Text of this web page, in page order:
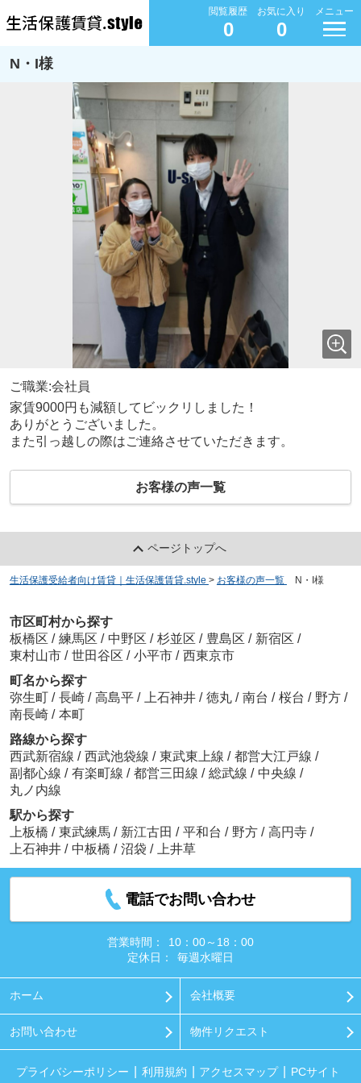
閲覧履歴
0
お気に入り
0
メニュー
N・I様
ご職業:会社員
家賃9000円も減額してビックリしました！
ありがとうございました。
また引っ越しの際はご連絡させていただきます。
お客様の声一覧
ページトップへ
生活保護受給者向け賃貸｜生活保護賃貸.style > お客様の声一覧 N・I様
市区町村から探す
板橋区 / 練馬区 / 中野区 / 杉並区 / 豊島区 / 新宿区 /
東村山市 / 世田谷区 / 小平市 / 西東京市
町名から探す
弥生町 / 長崎 / 高島平 / 上石神井 / 徳丸 / 南台 / 桜台 / 野方 /
南長崎 / 本町
路線から探す
西武新宿線 / 西武池袋線 / 東武東上線 / 都営大江戸線 /
副都心線 / 有楽町線 / 都営三田線 / 総武線 / 中央線 /
丸ノ内線
駅から探す
上板橋 / 東武練馬 / 新江古田 / 平和台 / 野方 / 高円寺 /
上石神井 / 中板橋 / 沼袋 / 上井草
電話でお問い合わせ
営業時間：
10：00～18：00
定休日：
毎週水曜日
ホーム 会社概要
お問い合わせ 物件リクエスト
プライバシーポリシー 利用規約 アクセスマップ
PCサイト